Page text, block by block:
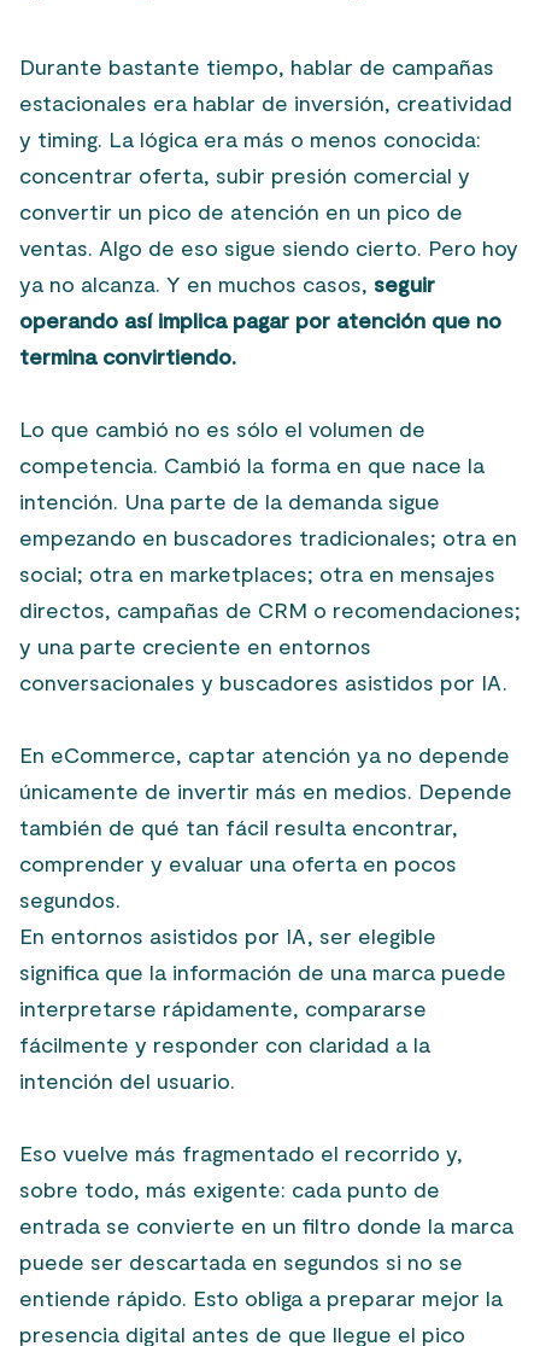
Durante bastante tiempo, hablar de campañas
estacionales era hablar de inversión, creatividad
y timing. La lógica era más o menos conocida:
concentrar oferta, subir presión comercial y
convertir un pico de atención en un pico de
ventas. Algo de eso sigue siendo cierto. Pero hoy
ya no alcanza. Y en muchos casos, seguir
operando así implica pagar por atención que no
termina convirtiendo.
Lo que cambió no es sólo el volumen de
competencia. Cambió la forma en que nace la
intención. Una parte de la demanda sigue
empezando en buscadores tradicionales; otra en
social; otra en marketplaces; otra en mensajes
directos, campañas de CRM o recomendaciones;
y una parte creciente en entornos
conversacionales y buscadores asistidos por IA.
En eCommerce, captar atención ya no depende
únicamente de invertir más en medios. Depende
también de qué tan fácil resulta encontrar,
comprender y evaluar una oferta en pocos
segundos.
En entornos asistidos por IA, ser elegible
significa que la información de una marca puede
interpretarse rápidamente, compararse
fácilmente y responder con claridad a la
intención del usuario.
Eso vuelve más fragmentado el recorrido y,
sobre todo, más exigente: cada punto de
entrada se convierte en un filtro donde la marca
puede ser descartada en segundos si no se
entiende rápido. Esto obliga a preparar mejor la
presencia digital antes de que llegue el pico